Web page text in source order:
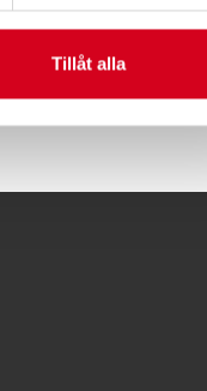
Tillåt alla